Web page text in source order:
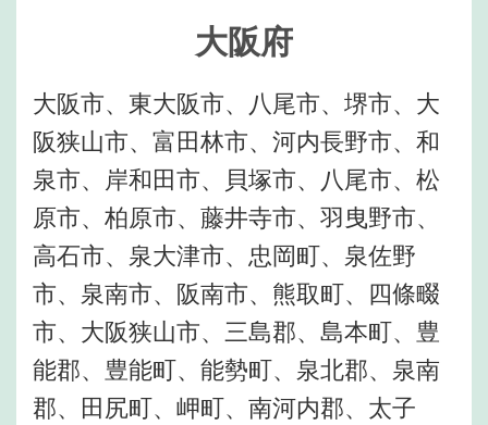
大阪府
大阪市、東大阪市、八尾市、堺市、大
阪狭山市、富田林市、河内長野市、和
泉市、岸和田市、貝塚市、八尾市、松
原市、柏原市、藤井寺市、羽曳野市、
高石市、泉大津市、忠岡町、泉佐野
市、泉南市、阪南市、熊取町、四條畷
市、大阪狭山市、三島郡、島本町、豊
能郡、豊能町、能勢町、泉北郡、泉南
郡、田尻町、岬町、南河内郡、太子